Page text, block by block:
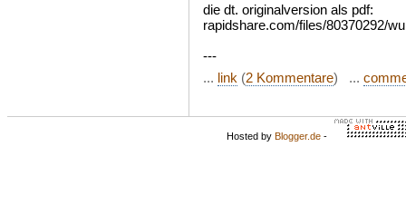
die dt. originalversion als pdf:
rapidshare.com/files/80370292/
---
... link (2 Kommentare) ...
Hosted by Blogger.de -